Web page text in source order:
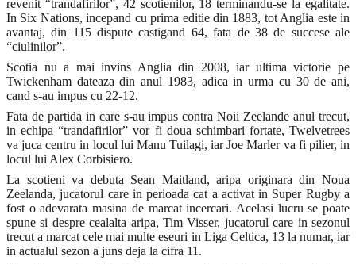
revenit “trandafirilor”, 42 scotienilor, 18 terminandu-se la egalitate.
In Six Nations, incepand cu prima editie din 1883, tot Anglia este in
avantaj, din 115 dispute castigand 64, fata de 38 de succese ale
“ciulinilor”.
Scotia nu a mai invins Anglia din 2008, iar ultima victorie pe
Twickenham dateaza din anul 1983, adica in urma cu 30 de ani,
cand s-au impus cu 22-12.
Fata de partida in care s-au impus contra Noii Zeelande anul trecut,
in echipa “trandafirilor” vor fi doua schimbari fortate, Twelvetrees
va juca centru in locul lui Manu Tuilagi, iar Joe Marler va fi pilier, in
locul lui Alex Corbisiero.
La scotieni va debuta Sean Maitland, aripa originara din Noua
Zeelanda, jucatorul care in perioada cat a activat in Super Rugby a
fost o adevarata masina de marcat incercari. Acelasi lucru se poate
spune si despre cealalta aripa, Tim Visser, jucatorul care in sezonul
trecut a marcat cele mai multe eseuri in Liga Celtica, 13 la numar, iar
in actualul sezon a juns deja la cifra 11.